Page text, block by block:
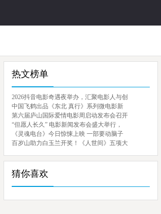
热文榜单
2026抖音电影奇遇夜举办，汇聚电影人与创
中国飞鹤出品《东北 真行》系列微电影新
第六届庐山国际爱情电影周启动发布会召开
“但愿人长久” 电影新闻发布会盛大举行，
《灵魂电台》今日惊悚上映 一部要动脑子
百岁山助力白玉兰开奖！《人世间》五项大
猜你喜欢